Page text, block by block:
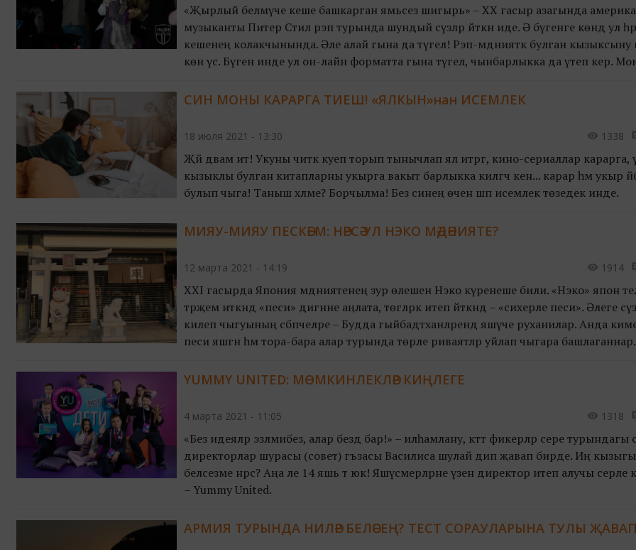
«Җырлый белмәүче кеше башкарган ямьсез шигырь» – XX гасыр азагында америка
музыканты Питер Стил рэп турында шундый сүзләр әйткән иде. Ә бүгенге көндә ул
кешенең колакчынында. Әле алай гына да түгел! Рэп-мәдәнияткә булган кызыксыну
көн үсә. Бүген инде ул он-лайн форматта гына түгел, чынбарлыкка да үтеп керә.
СИН МОНЫ КАРАРГА ТИЕШ! «ЯЛКЫН»нан ИСЕМЛЕК
18 июля 2021 - 13:30 1338
Җәй дәвам итә! Укуны читкә куеп торып тынычлап ял итәргә, кино-сериаллар карарга,
кызыклы булган китапларны укырга вакыт барлыкка килгәч кенә... карар һәм укыр
булып чыга! Таныш хәлме? Борчылма! Без синең өчен шәп исемлек төзедек инде.
МИЯУ-МИЯУ ПЕСКӘЕМ: НӘРСӘ УЛ НЭКО МӘДӘНИЯТЕ?
12 марта 2021 - 14:19 1914
XXI гасырда Япония мәдәниятенең зур өлешен Нэко күренеше били. «Нэко» япон
тәрҗемә иткәндә «песи» дигәнне аңлата, төгәлрәк итеп әйткәндә – «сихерле песи». Әлеге
килеп чыгуының сәбәпчеләре – Будда гыйбадәтханәләрендә яшәүче руханилар. Анда
песи яшәгән һәм тора-бара алар турында төрле риваятләр уйлап чыгара башлаганнар.
YUMMY UNITED: МӨМКИНЛЕКЛӘР КИҢЛЕГЕ
4 марта 2021 - 11:05 1318
«Без идеяләр эзләмибез, алар бездә бар!» – илһамлану, кәттә фикерләр сере турындагы
директорлар шурасы (совет) әгъзасы Василиса шулай дип җавап бирде. Иң кызыгы
беләсезме нәрсә? Аңа әле 14 яшь тә юк! Яшүсмерләрне үзенә директор итеп алучы
– Yummy United.
АРМИЯ ТУРЫНДА НИЛӘР БЕЛӘСЕҢ? ТЕСТ СОРАУЛАРЫНА ТУЛЫ